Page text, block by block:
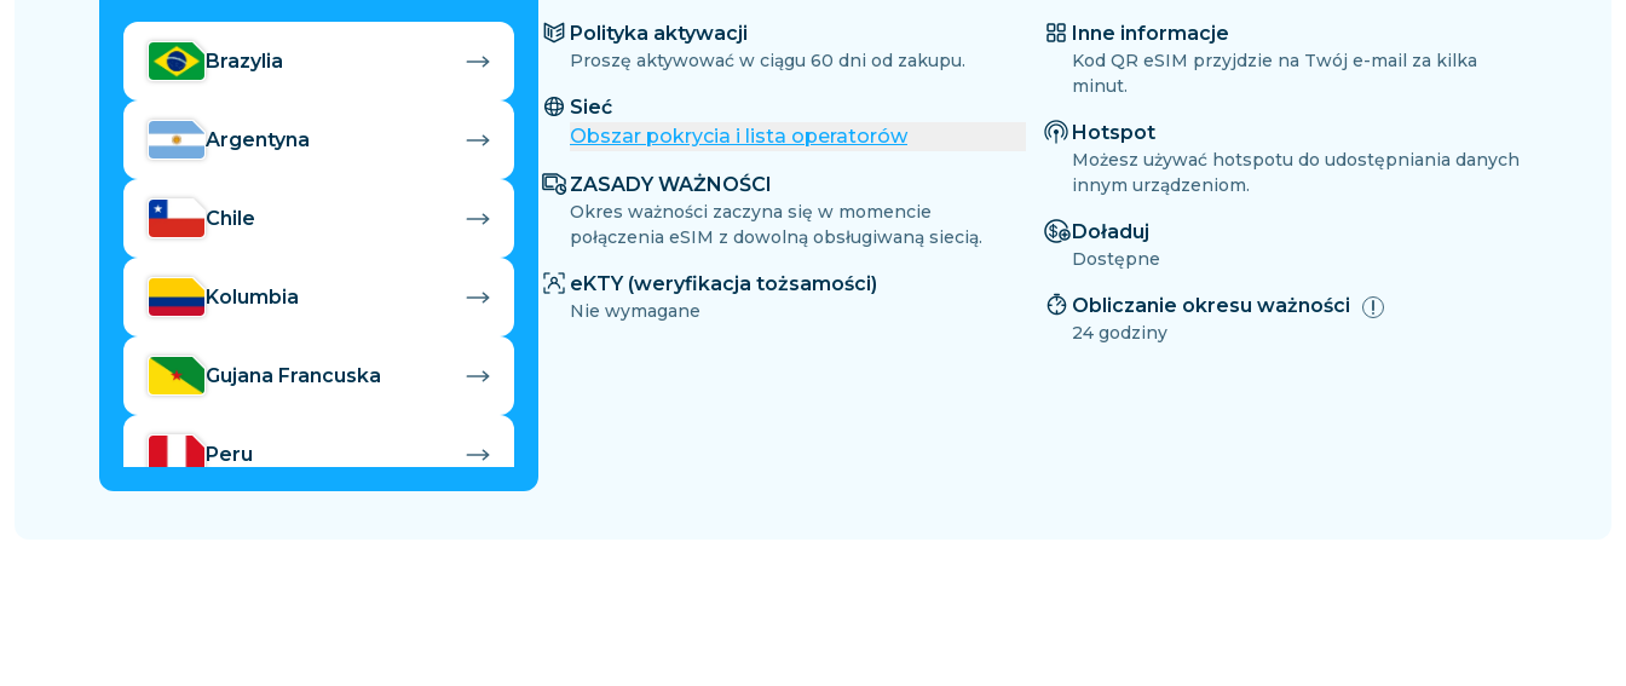
Brazylia
Argentyna
Chile
Kolumbia
Gujana Francuska
Peru
Polityka aktywacji
Proszę aktywować w ciągu 60 dni od zakupu.
Sieć
Obszar pokrycia i lista operatorów
ZASADY WAŻNOŚCI
Okres ważności zaczyna się w momencie
połączenia eSIM z dowolną obsługiwaną siecią.
eKTY (weryfikacja tożsamości)
Nie wymagane
Inne informacje
Kod QR eSIM przyjdzie na Twój e-mail za kilka
minut.
Hotspot
Możesz używać hotspotu do udostępniania danych
innym urządzeniom.
Doładuj
Dostępne
Obliczanie okresu ważności
24 godziny